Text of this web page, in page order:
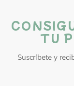
TU
Suscríbete y